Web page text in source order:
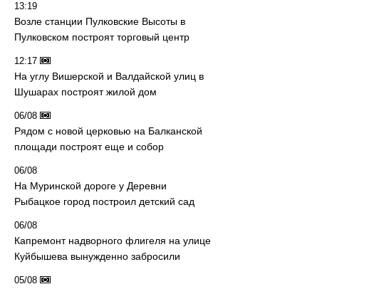
13:19
Возле станции Пулковские Высоты в
Пулковском построят торговый центр
12:17
На углу Вишерской и Валдайской улиц в
Шушарах построят жилой дом
06/08
Рядом с новой церковью на Балканской
площади построят еще и собор
06/08
На Муринской дороге у Деревни
Рыбацкое город построил детский сад
06/08
Капремонт надворного флигеля на улице
Куйбышева вынужденно забросили
05/08